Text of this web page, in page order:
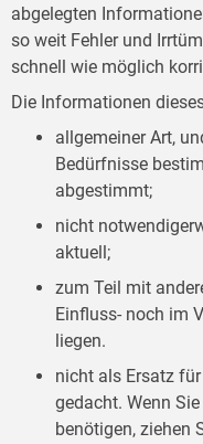
abgelegten
so weit Fehler und
schnell wie möglich
Die Informationen
allgemeiner Art,
Bedürfnisse
abgestimmt;
nicht
aktuell;
zum Teil mit
Einfluss- noch im
liegen.
nicht als Ersatz
gedacht. Wenn
benötigen, ziehen